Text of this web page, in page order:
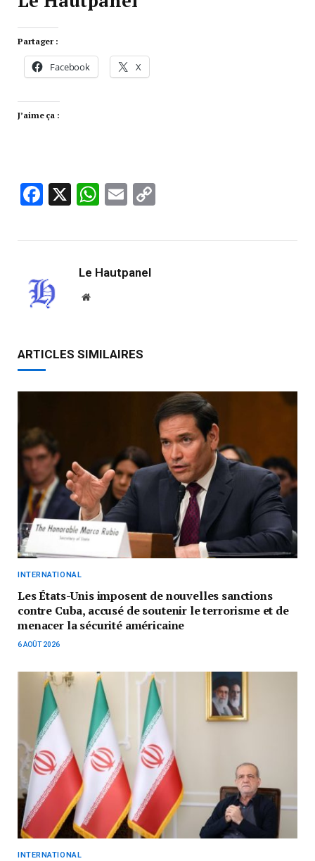
Partager :
Facebook X
J’aime ça :
Facebook
X WhatsApp
Email
Le Hautpanel
Website
ARTICLES SIMILAIRES
INTERNATIONAL
Les États-Unis imposent de nouvelles sanctions
contre Cuba, accusé de soutenir le terrorisme et de
menacer la sécurité américaine
6 AOÛT 2026
INTERNATIONAL